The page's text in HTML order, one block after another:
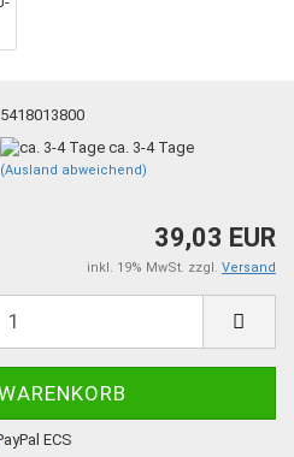
5418013800
ca. 3-4 Tage
(Ausland abweichend)
39,03 EUR
inkl. 19% MwSt. zzgl. Versand